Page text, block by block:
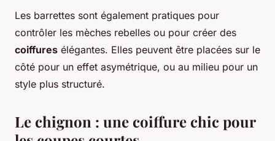
Les barrettes sont également pratiques pour
contrôler les mèches rebelles ou pour créer des
coiffures élégantes. Elles peuvent être placées sur le
côté pour un effet asymétrique, ou au milieu pour un
style plus structuré.
Le chignon : une coiffure chic pour